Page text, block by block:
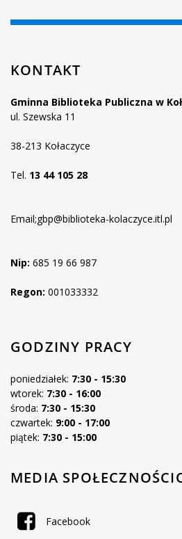
KONTAKT
Gminna Biblioteka Publiczna w
ul. Szewska 11
38-213 Kołaczyce
Tel. 13 44 105 28
Email;gbp@biblioteka-kolaczyce.itl.pl
Nip: 685 19 66 987
Regon: 001033332
GODZINY PRACY
poniedziałek: 7:30 - 15:30
wtorek: 7:30 - 16:00
środa: 7:30 - 15:30
czwartek: 9:00 - 17:00
piątek: 7:30 - 15:00
MEDIA
Facebook